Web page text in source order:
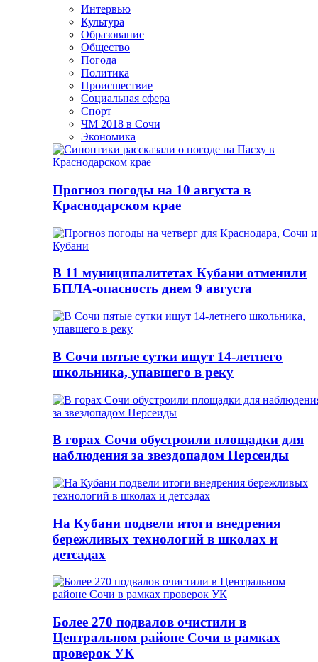
Интервью
Культура
Образование
Общество
Погода
Политика
Происшествие
Социальная сфера
Спорт
ЧМ 2018 в Сочи
Экономика
Прогноз погоды на 10 августа в
Краснодарском крае
В 11 муниципалитетах Кубани отменили
БПЛА-опасность днем 9 августа
В Сочи пятые сутки ищут 14-летнего
школьника, упавшего в реку
В горах Сочи обустроили площадки для
наблюдения за звездопадом Персеиды
На Кубани подвели итоги внедрения
бережливых технологий в школах и
детсадах
Более 270 подвалов очистили в
Центральном районе Сочи в рамках
проверок УК